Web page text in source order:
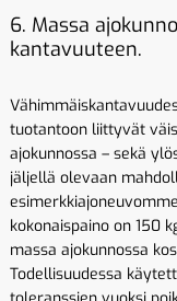
6. Massa
kantavuuteen.
tuotantoon liittyvät
ajokunnossa – sekä
jäljellä olevaan
kokonaispaino on 150
massa ajokunnossa
Todellisuudessa